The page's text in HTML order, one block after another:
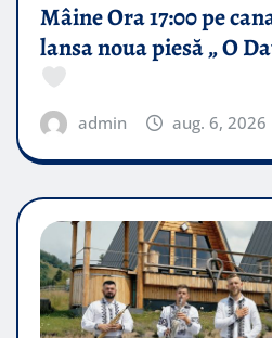
Mâine Ora 17:00 pe
lansa noua piesă „ O
admin aug. 6, 2026